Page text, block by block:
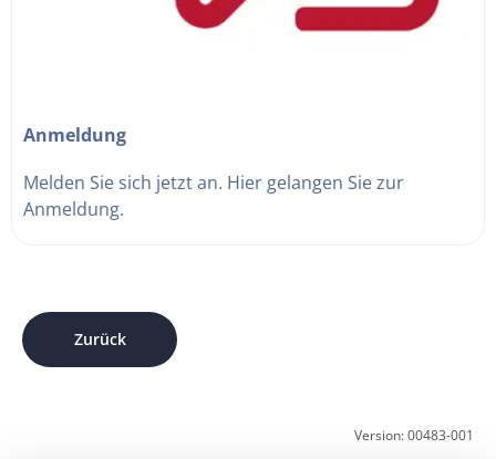
Anmeldung
Melden Sie sich jetzt an. Hier gelangen Sie zur
Anmeldung.
Zurück
Version: 00483-001